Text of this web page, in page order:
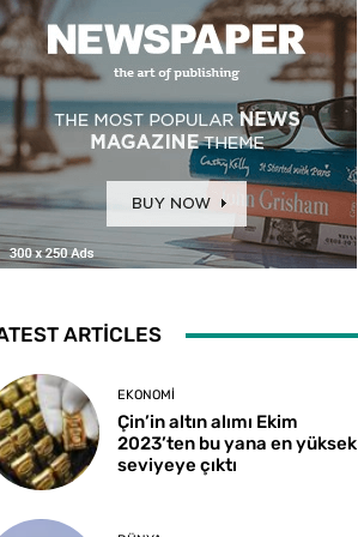
ARTICLES
EKONOMI
Çin’in altın alımı Ekim
2023’ten bu yana en yüksek
seviyeye çıktı